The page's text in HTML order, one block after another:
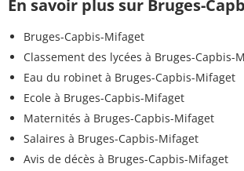
En savoir plus sur Bruges-
Bruges-Capbis-Mifaget
Classement des lycées à Bruges-Capbis-
Eau du robinet à Bruges-Capbis-Mifaget
Ecole à Bruges-Capbis-Mifaget
Maternités à Bruges-Capbis-Mifaget
Salaires à Bruges-Capbis-Mifaget
Avis de décès à Bruges-Capbis-Mifaget